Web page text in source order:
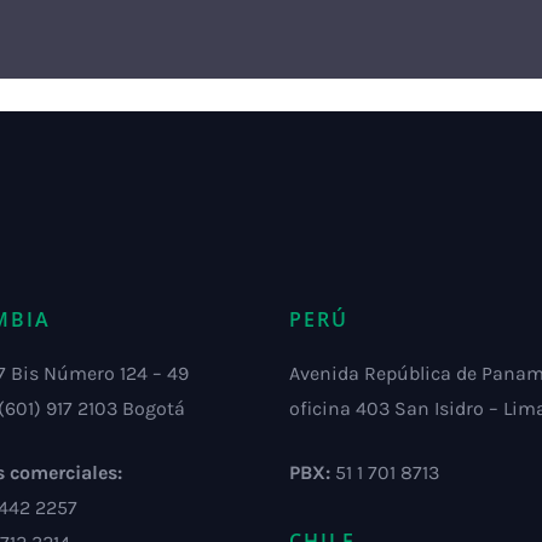
Bis Número 124 – 49
917 2103 Bogotá
comerciales:
2257
PERÚ
Avenida República de
oficina 403 San Isidro –
PBX: 51 1 701 8713